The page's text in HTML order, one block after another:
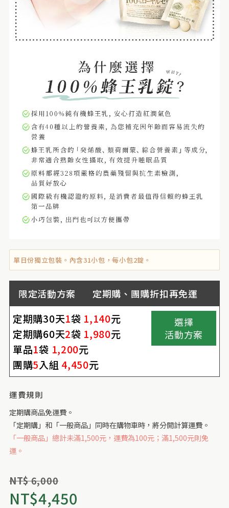
單日份獨立包裝。內含31小包，每小包2錠。
限定活動方案 定期購、團購折扣再免運
定期購30天1袋 1,140元
定期購60天2袋 1,980元
單品1袋 1,200元
團購5入組 4,450元
選擇
活動方案
運費規則
定期購商品免運費。
「定期購」和「一般商品」同時在購物車時，將分開計算運費。
「一般商品」總計未滿1,500元，運費為100元；滿1,500元則免
運。
NT$ 6,000
NT$4,450